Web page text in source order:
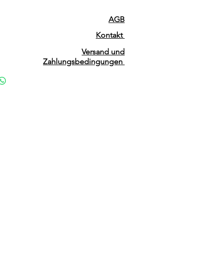
AGB
Kontakt
Versand und
Zahlungsbedingungen